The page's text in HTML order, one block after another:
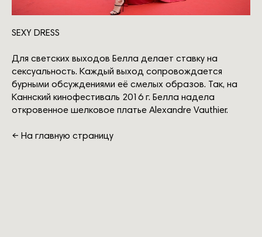
SEXY DRESS
Для светских выходов Белла делает ставку на
сексуальность. Каждый выход сопровождается
бурными обсуждениями её смелых образов. Так, на
Каннский кинофестиваль 2016 г. Белла надела
откровенное шелковое платье Alexandre Vauthier.
← На главную страницу